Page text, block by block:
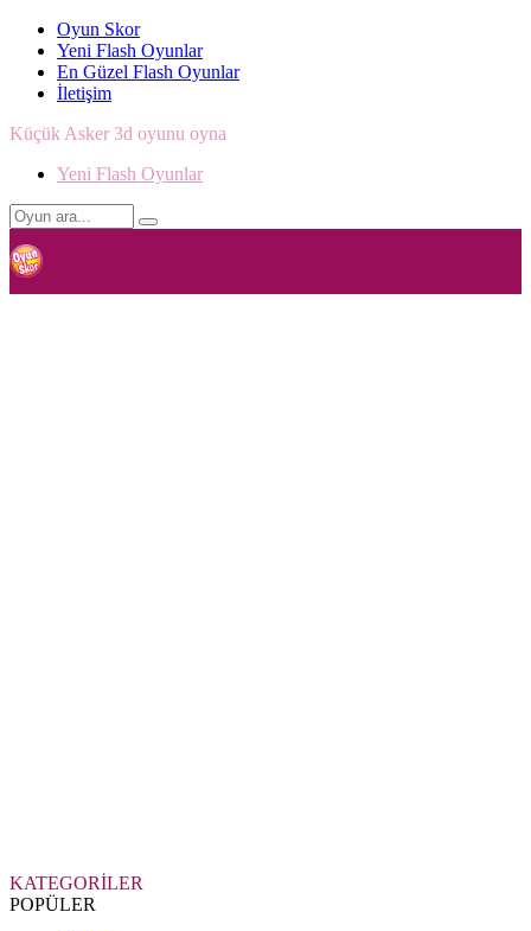
Oyun Skor
Yeni Flash Oyunlar
En Güzel Flash Oyunlar
İletişim
Küçük Asker 3d oyunu oyna
Yeni Flash Oyunlar
KATEGORİLER
POPÜLER